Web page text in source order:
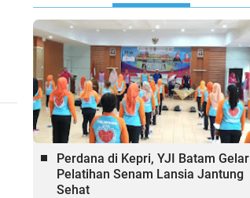
Perdana di Kepri, YJI Batam Gelar
Pelatihan Senam Lansia Jantung
Sehat